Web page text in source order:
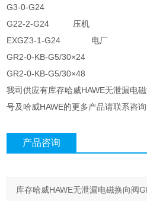
G3-0-G24
G22-2-G24 压机
EXGZ3-1-G24 电厂
GR2-0-KB-G5/30×24
GR2-0-KB-G5/30×48
我司供应有库存哈威HAWE无泄漏电
号及哈威HAWE的更多产品请联系咨询
产品咨询